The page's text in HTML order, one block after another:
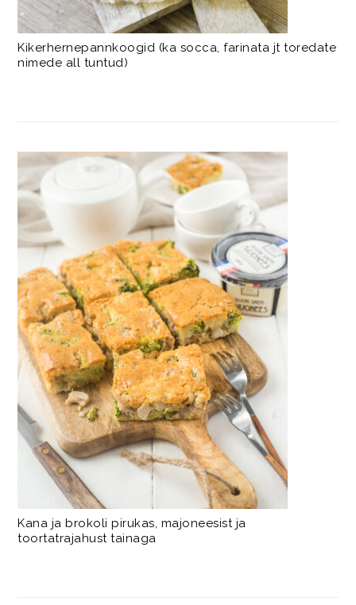
Kikerhernepannkoogid (ka socca, farinata jt toredate
nimede all tuntud)
Kana ja brokoli pirukas, majoneesist ja
toortatrajahust tainaga